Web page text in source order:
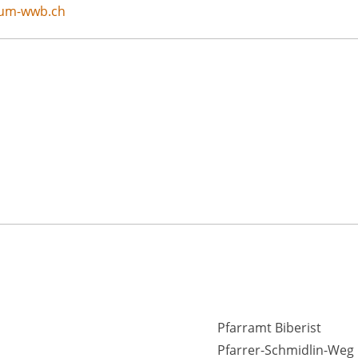
wwb.ch
Pfarramt Biberist
Pfarrer-Schmidlin-Weg